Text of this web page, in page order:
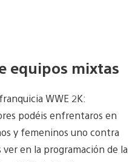
equipos mixtas
WWE 2K:
podéis enfrentaros en
y femeninos uno contra
en la programación de la